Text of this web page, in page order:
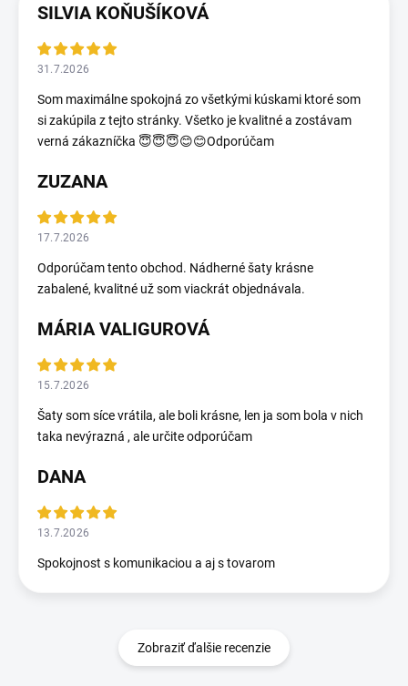
SILVIA KOŇUŠÍKOVÁ
31.7.2026
Som maximálne spokojná zo všetkými kúskami ktoré som
si zakúpila z tejto stránky. Všetko je kvalitné a zostávam
verná zákazníčka 😇😇😇😊😊Odporúčam
ZUZANA
17.7.2026
Odporúčam tento obchod. Nádherné šaty krásne
zabalené, kvalitné už som viackrát objednávala.
MÁRIA VALIGUROVÁ
15.7.2026
Šaty som síce vrátila, ale boli krásne, len ja som bola v nich
taka nevýrazná , ale určite odporúčam
DANA
13.7.2026
Spokojnost s komunikaciou a aj s tovarom
Zobraziť ďalšie recenzie